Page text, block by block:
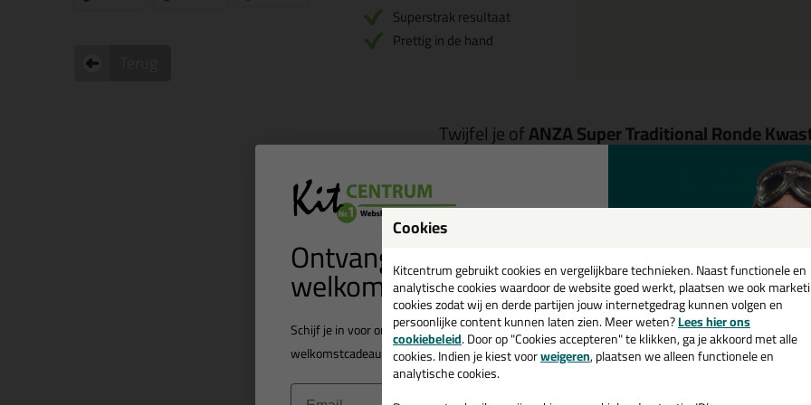
Superstrak resultaat
Prettig in de hand
Twijfel je ofANZA Super Traditional Ronde
Start de check
ANZA Super Traditional Ronde
breed)
Bestel de ANZA Super Traditional Ronde Kwast in nr. 10 (19mm breed)
Cookies
Kitcentrum gebruikt cookies en vergelijkbare technieken. Naast functionele en
analytische cookies waardoor de website goed werkt, plaatsen we ook
cookies zodat wij en derde partijen jouw internetgedrag kunnen volgen en
persoonlijke content kunnen laten zien. Meer weten?Lees hier ons
cookiebeleid. Door op "Cookies accepteren" te klikken, ga je akkoord met alle
cookies. Indien je kiest voorweigeren, plaatsen we alleen functionele en
analytische cookies.
Ontvang een
welkomstcadeau 💚
Schijf je in voor onze nieuwsbrief en ontvang een
welkomstcadeau t.w.v. €35,-bij je eerste bestelling!
Email